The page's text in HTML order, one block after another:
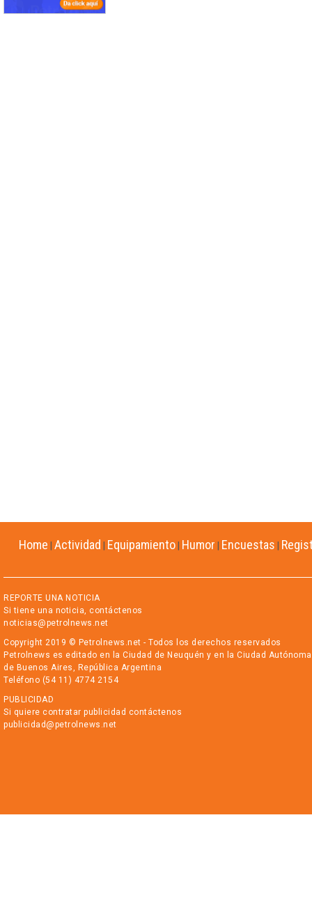
Home Actividad Equipamiento Humor Encuestas
REPORTE UNA NOTICIA
Si tiene una noticia, contáctenos
noticias@petrolnews.net
Copyright 2019 © Petrolnews.net - Todos los derechos reservados
Petrolnews es editado en la Ciudad de Neuquén y en la Ciudad Autónoma
de Buenos Aires, República Argentina
Teléfono (54 11) 4774 2154
PUBLICIDAD
Si quiere contratar publicidad contáctenos
publicidad@petrolnews.net